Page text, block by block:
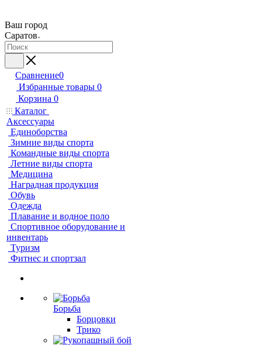
Ваш город
Саратов
Сравнение0
Избранные товары 0
Корзина 0
Каталог
Аксессуары
Единоборства
Зимние виды спорта
Командные виды спорта
Летние виды спорта
Медицина
Наградная продукция
Обувь
Одежда
Плавание и водное поло
Спортивное оборудование и
инвентарь
Туризм
Фитнес и спортзал
Борьба
Борцовки
Трико